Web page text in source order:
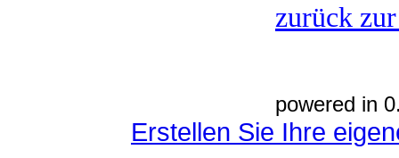
zurück
powered in
Erstellen Sie Ihre